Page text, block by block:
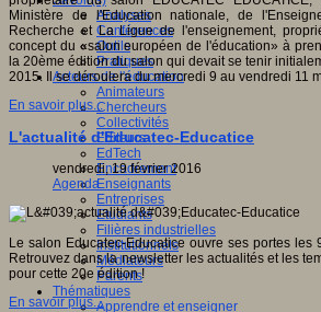
Analyses
Conférences
Outils
Pratiques
Acteurs de l'éducation
Animateurs
Chercheurs
Collectivités
Editeurs
EdTech
Encadrement
Enseignants
Entreprises
Etudiants
Filières industrielles
Institutionnels
Médiateurs
Parents
Thématiques
Apprendre et enseigner
Ministère de l'Education nationale, de
Recherche et La Ligue de l'enseignement,
concept du «salon européen de l'éducation» à
la 20ème édition du salon qui devait se tenir
2015. Il se déroulera du mercredi 9 au vendredi 11
En savoir plus...
L'actualité d'Educatec-Educatice
vendredi, 19 février 2016
Agenda
Le salon Educatec-Educatice ouvre ses portes les
Retrouvez dans la newsletter les actualités et les
pour cette 20e édition !
En savoir plus...